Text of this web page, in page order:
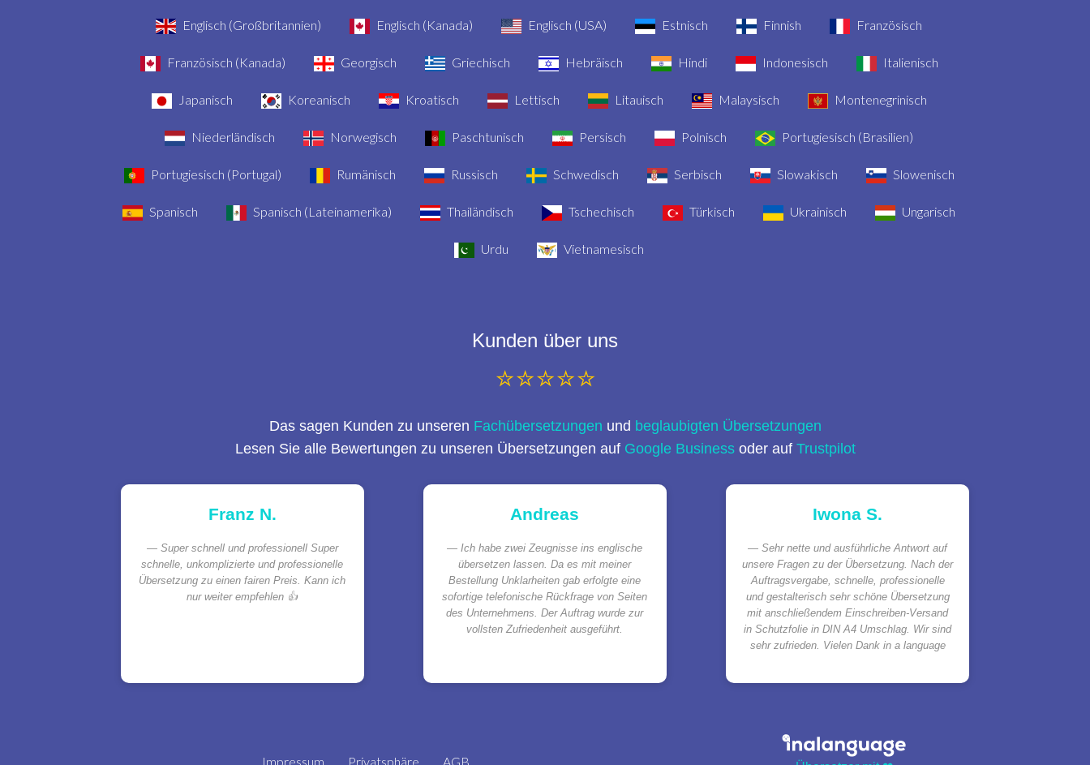
Englisch (Großbritannien) Englisch (Kanada) Englisch (USA) Estnisch Finnish Französisch
Französisch (Kanada) Georgisch Griechisch Hebräisch Hindi Indonesisch Italienisch
Japanisch Koreanisch Kroatisch Lettisch Litauisch Malaysisch Montenegrinisch
Niederländisch Norwegisch Paschtunisch Persisch Polnisch Portugiesisch (Brasilien)
Portugiesisch (Portugal) Rumänisch Russisch Schwedisch Serbisch Slowakisch Slowenisch
Spanisch Spanisch (Lateinamerika) Thailändisch Tschechisch Türkisch Ukrainisch Ungarisch
Urdu Vietnamesisch
Kunden über uns
⭐⭐⭐⭐⭐
Das sagen Kunden zu unseren Fachübersetzungen und beglaubigten Übersetzungen
Lesen Sie alle Bewertungen zu unseren Übersetzungen auf Google Businessoder auf Trustpilot
Franz N.
Super schnell und professionell Super
schnelle, unkomplizierte und professionelle
Übersetzung zu einen fairen Preis. Kann ich
nur weiter empfehlen 👍
Andreas
Ich habe zwei Zeugnisse ins englische
übersetzen lassen. Da es mit meiner
Bestellung Unklarheiten gab erfolgte eine
sofortige telefonische Rückfrage von Seiten
des Unternehmens. Der Auftrag wurde zur
vollsten Zufriedenheit ausgeführt.
Iwona S.
Sehr nette und ausführliche Antwort auf
unsere Fragen zu der Übersetzung. Nach der
Auftragsvergabe, schnelle, professionelle
und gestalterisch sehr schöne Übersetzung
mit anschließendem Einschreiben-Versand
in Schutzfolie in DIN A4 Umschlag. Wir sind
sehr zufrieden. Vielen Dank in a language
Impressum Privatsphäre AGB